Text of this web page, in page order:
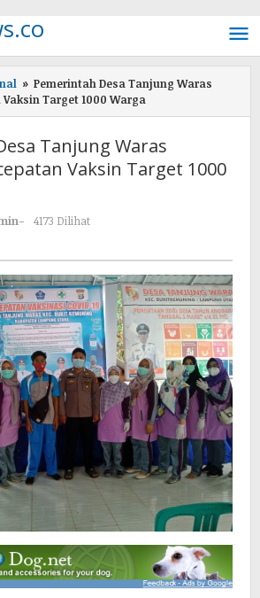
» Pemerintah Desa Tanjung Waras
Target 1000 Warga
Tanjung Waras
Vaksin Target 1000
-
4173 Dilihat